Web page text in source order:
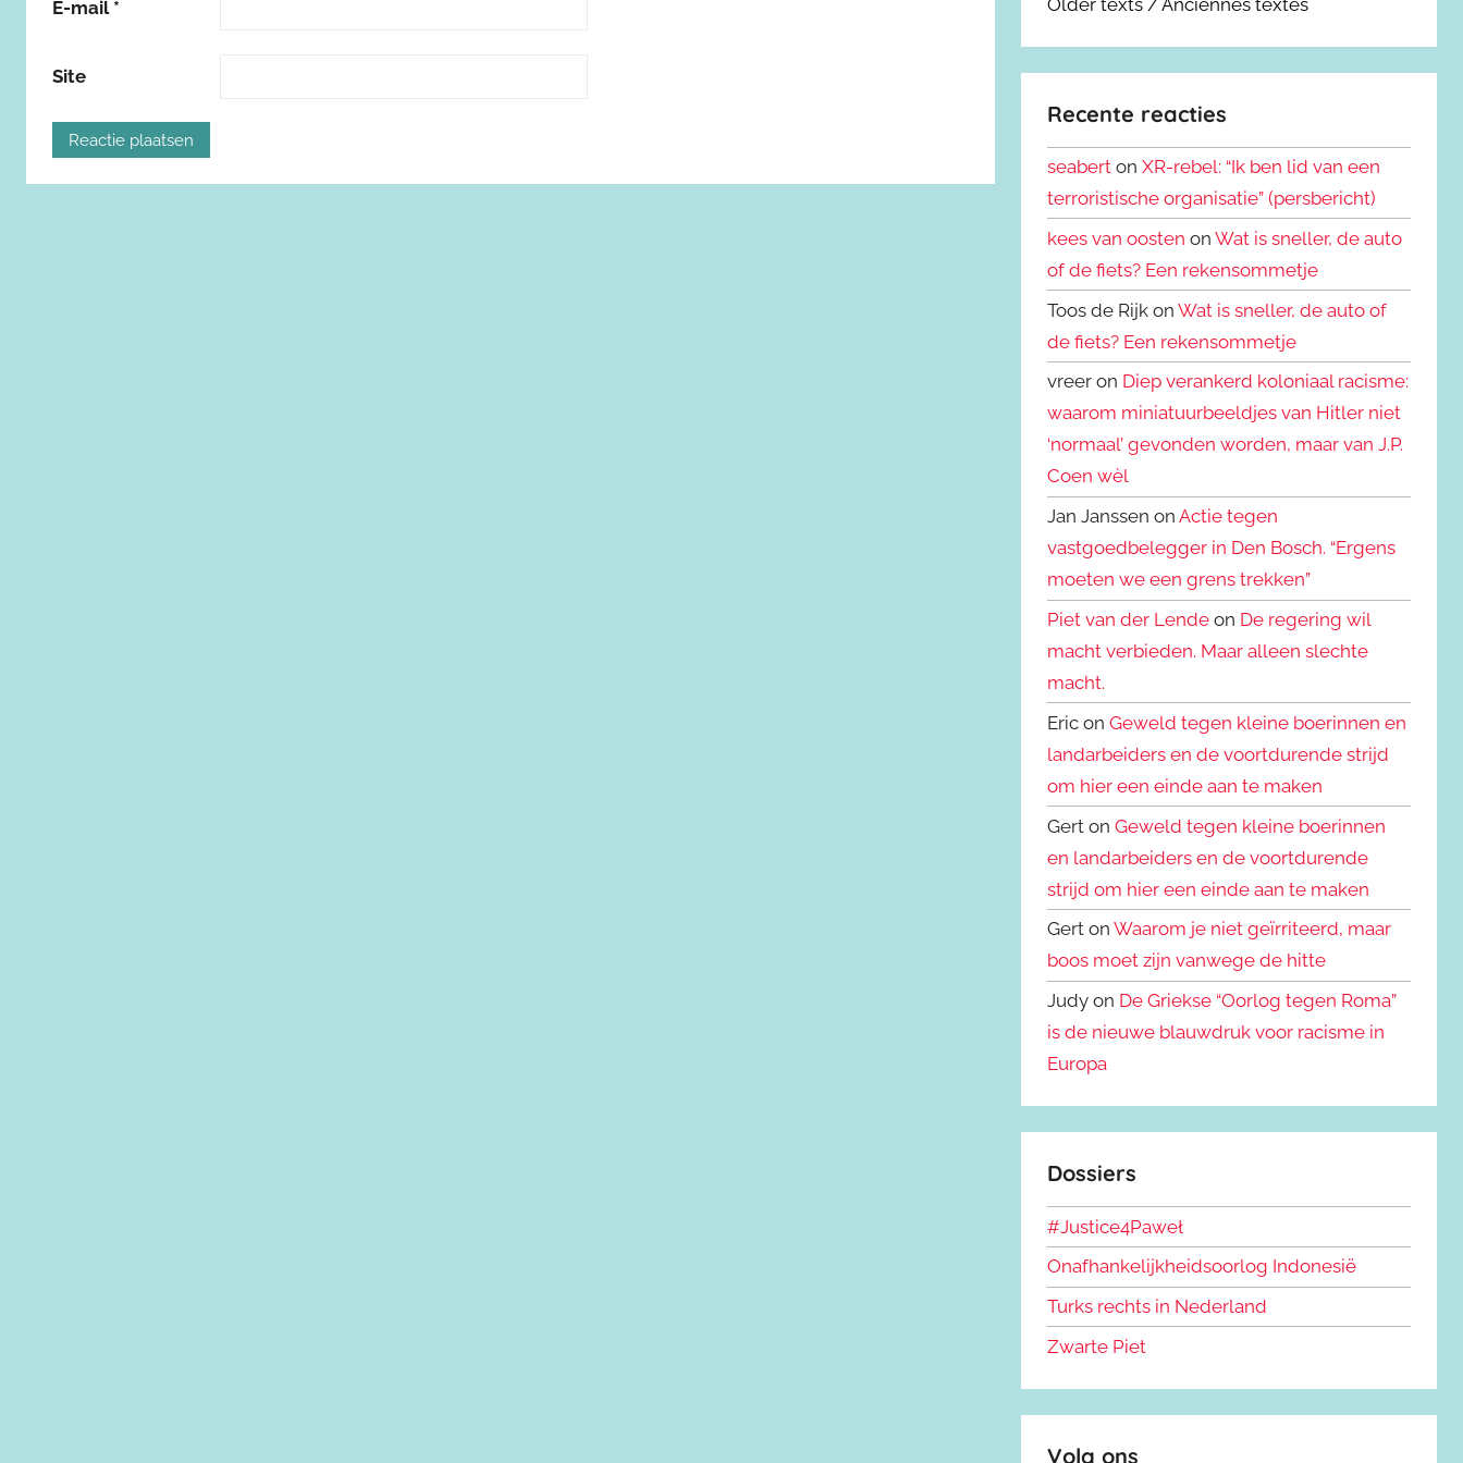
E-mail *
Site
Recente reacties
seabert onXR-rebel: “Ik ben lid van een
terroristische organisatie” (persbericht)
kees van oosten onWat is sneller, de auto
of de fiets? Een rekensommetje
Toos de Rijk onWat is sneller, de auto of
de fiets? Een rekensommetje
vreer on Diep verankerd koloniaal racisme:
waarom miniatuurbeeldjes van Hitler niet
‘normaal’ gevonden worden, maar van J.P.
Coen wèl
Jan Janssen onActie tegen
vastgoedbelegger in Den Bosch. “Ergens
moeten we een grens trekken”
Piet van der Lende on De regering wil
macht verbieden. Maar alleen slechte
macht.
Eric onGeweld tegen kleine boerinnen en
landarbeiders en de voortdurende strijd
om hier een einde aan te maken
Gert onGeweld tegen kleine boerinnen
en landarbeiders en de voortdurende
strijd om hier een einde aan te maken
Gert onWaarom je niet geïrriteerd, maar
boos moet zijn vanwege de hitte
Judy on De Griekse “Oorlog tegen Roma”
is de nieuwe blauwdruk voor racisme in
Europa
Dossiers
#Justice4Paweł
Onafhankelijkheidsoorlog Indonesië
Turks rechts in Nederland
Zwarte Piet
Volg ons